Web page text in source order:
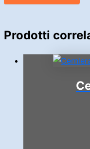
Prodotti